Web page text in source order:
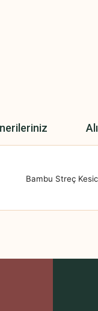
Bambu Streç
Bu